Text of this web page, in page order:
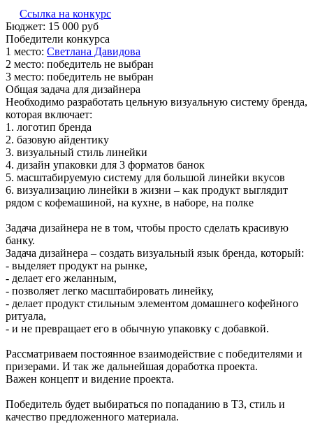
Ссылка на конкурс
Бюджет: 15 000 руб
Победители конкурса
1 место: С­вет­ла­на Да­видо­ва
2 место: победитель не выбран
3 место: победитель не выбран
Общая задача для дизайнера
Необходимо разработать цельную визуальную систему бренда,
которая включает:
1. логотип бренда
2. базовую айдентику
3. визуальный стиль линейки
4. дизайн упаковки для 3 форматов банок
5. масштабируемую систему для большой линейки вкусов
6. визуализацию линейки в жизни – как продукт выглядит
рядом с кофемашиной, на кухне, в наборе, на полке
Задача дизайнера не в том, чтобы просто сделать красивую
банку.
Задача дизайнера – создать визуальный язык бренда, который:
- выделяет продукт на рынке,
- делает его желанным,
- позволяет легко масштабировать линейку,
- делает продукт стильным элементом домашнего кофейного
ритуала,
- и не превращает его в обычную упаковку с добавкой.
Рассматриваем постоянное взаимодействие с победителями и
призерами. И так же дальнейшая доработка проекта.
Важен концепт и видение проекта.
Победитель будет выбираться по попаданию в ТЗ, стиль и
качество предложенного материала.